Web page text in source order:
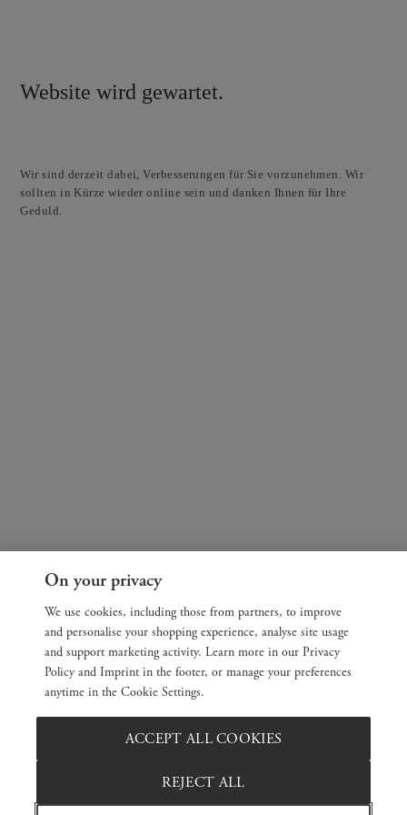
Website wird gewartet.
Wir sind derzeit dabei, Verbesserungen für Sie vorzunehmen. Wir
sollten in Kürze wieder online sein und danken Ihnen für Ihre
Geduld.
On your privacy
We use cookies, including those from partners, to improve
and personalise your shopping experience, analyse site usage
and support marketing activity. Learn more in our Privacy
Policy and Imprint in the footer, or manage your preferences
anytime in the Cookie Settings.
REJECT ALL
ACCEPT ALL COOKIES